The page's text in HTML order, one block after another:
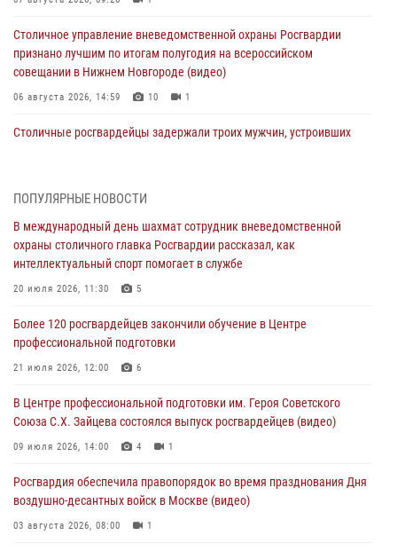
Столичное управление вневедомственной охраны Росгвардии
признано лучшим по итогам полугодия на всероссийском
совещании в Нижнем Новгороде (видео)
06 августа 2026, 14:59 10 1
Столичные росгвардейцы задержали троих мужчин, устроивших
матче в Москве обеспечила Росгвардия (видео)
06 августа 2026, 08:30
Столичные росгвардейцы задержали мужчину, устроившего дебош
05 августа 2026, 12:39
Московские росгвардейцы обеспечили безопасность проведения
05 августа 2026, 12:35
Делегация МВД Республики Беларусь ознакомилась с передовыми
04 августа 2026, 18:16 5
ПОПУЛЯРНЫЕ НОВОСТИ
В международный день шахмат сотрудник вневедомственной
охраны столичного главка Росгвардии рассказал, как
интеллектуальный спорт помогает в службе
20 июля 2026, 11:30 5
Более 120 росгвардейцев закончили обучение в Центре
профессиональной подготовки
21 июля 2026, 12:00 6
В Центре профессиональной подготовки им. Героя Советского
Союза С.Х. Зайцева состоялся выпуск росгвардейцев (видео)
09 июля 2026, 14:00 4 1
Росгвардия обеспечила правопорядок во время празднования Дня
воздушно-десантных войск в Москве (видео)
03 августа 2026, 08:00 1